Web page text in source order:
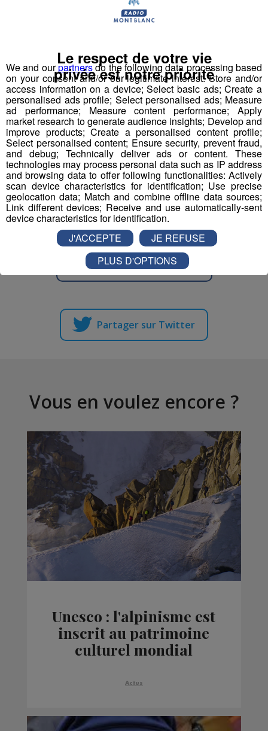
Vos invitations seront à gagner prochainement dans
Destination Eté !
Partager sur Facebook
Partager sur Twitter
Vous en voulez encore ?
Unesco : l'alpinisme est
inscrit au patrimoine
culturel mondial
Actus
We and ourpartnersdo the following data processing based
on your consent and/or our legitimate interest: Store and/or
access information on a device; Select basic ads; Create a
personalised ads profile; Select personalised ads; Measure
ad performance; Measure content performance; Apply
market research to generate audience insights; Develop and
improve products; Create a personalised content profile;
Select personalised content; Ensure security, prevent fraud,
and debug; Technically deliver ads or content. These
technologies may process personal data such as IP address
and browsing data to offer following functionalities: Actively
scan device characteristics for identification; Use precise
geolocation data; Match and combine offline data sources;
Link different devices; Receive and use automatically-sent
device characteristics for identification.
Le respect de votre vie
privée est notre priorité
J'ACCEPTE
JE REFUSE
PLUS D'OPTIONS